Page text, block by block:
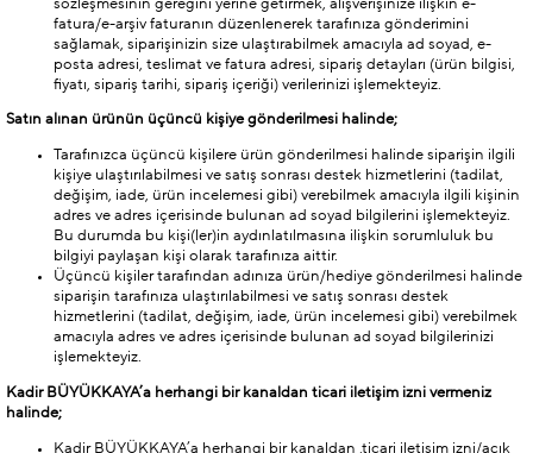
sözleşmesinin gereğini yerine getirmek, alışverişinize ilişkin e-
fatura/e-arşiv faturanın düzenlenerek tarafınıza gönderimini
sağlamak, siparişinizin size ulaştırabilmek amacıyla ad soyad, e-
posta adresi, teslimat ve fatura adresi, sipariş detayları (ürün bilgisi,
fiyatı, sipariş tarihi, sipariş içeriği) verilerinizi işlemekteyiz.
Satın alınan ürünün üçüncü kişiye gönderilmesi halinde;
Tarafınızca üçüncü kişilere ürün gönderilmesi halinde siparişin ilgili
kişiye ulaştırılabilmesi ve satış sonrası destek hizmetlerini (tadilat,
değişim, iade, ürün incelemesi gibi) verebilmek amacıyla ilgili kişinin
adres ve adres içerisinde bulunan ad soyad bilgilerini işlemekteyiz.
Bu durumda bu kişi(ler)in aydınlatılmasına ilişkin sorumluluk bu
bilgiyi paylaşan kişi olarak tarafınıza aittir.
Üçüncü kişiler tarafından adınıza ürün/hediye gönderilmesi halinde
siparişin tarafınıza ulaştırılabilmesi ve satış sonrası destek
hizmetlerini (tadilat, değişim, iade, ürün incelemesi gibi) verebilmek
amacıyla adres ve adres içerisinde bulunan ad soyad bilgilerinizi
işlemekteyiz.
Kadir BÜYÜKKAYA’a herhangi bir kanaldan ticari iletişim izni vermeniz
halinde;
Kadir BÜYÜKKAYA’a herhangi bir kanaldan ,ticari iletişim izni/açık